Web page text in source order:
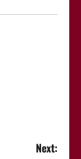
Next: